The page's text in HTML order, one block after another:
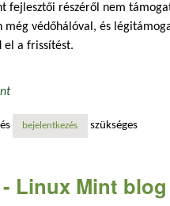
fejlesztői részéről nem
védőhálóval, és
el a frissítést.
bétára tartalommal kapcsolatosan
és bejelentkezés szükséges
Linux Mint